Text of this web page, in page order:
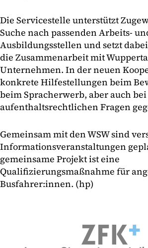
Die Servicestelle unterstützt
Suche nach passenden Arbeits-
Ausbildungsstellen und setzt
die Zusammenarbeit mit
Unternehmen. In der neuen
konkrete Hilfestellungen beim
beim Spracherwerb, aber auch bei
aufenthaltsrechtlichen Fragen
Gemeinsam mit den WSW sind
Informationsveranstaltungen
gemeinsame Projekt ist eine
Qualifizierungsmaßnahme für
Busfahrer:innen. (hp)